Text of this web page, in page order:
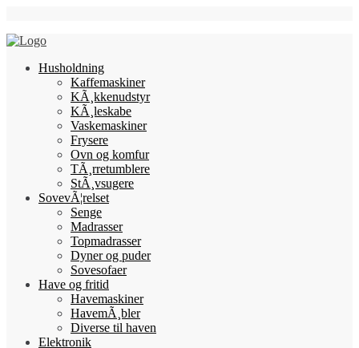
content
Husholdning
Kaffemaskiner
KÃ¸kkenudstyr
KÃ¸leskabe
Vaskemaskiner
Frysere
Ovn og komfur
TÃ¸rretumblere
StÃ¸vsugere
SovevÃ¦relset
Senge
Madrasser
Topmadrasser
Dyner og puder
Sovesofaer
Have og fritid
Havemaskiner
HavemÃ¸bler
Diverse til haven
Elektronik